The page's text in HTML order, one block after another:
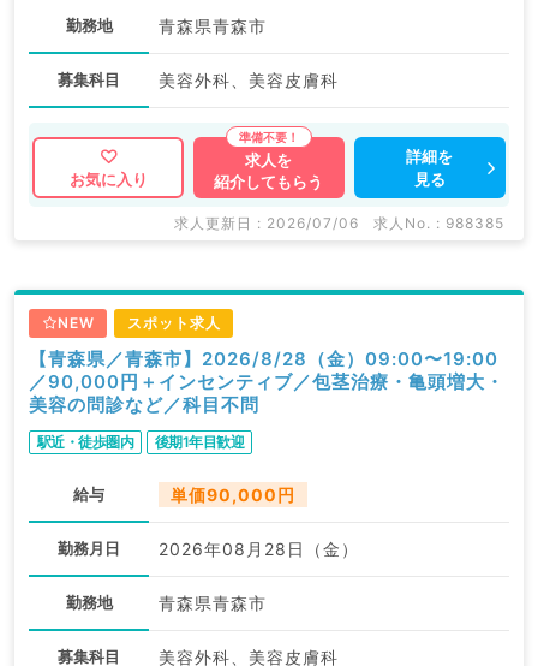
勤務地 青森県青森市
募集科目 美容外科、美容皮膚科
お気に入り
求人を
紹介してもらう
詳細を
見る
求人更新日 : 2026/07/06 求人No. : 988385
NEW スポット求人
【青森県／青森市】2026/8/28（金）09:00〜19:00
／90,000円＋インセンティブ／包茎治療・亀頭増大・
美容の問診など／科目不問
駅近・徒歩圏内 後期1年目歓迎
給与 単価90,000円
勤務月日 2026年08月28日（金）
勤務地 青森県青森市
募集科目 美容外科、美容皮膚科